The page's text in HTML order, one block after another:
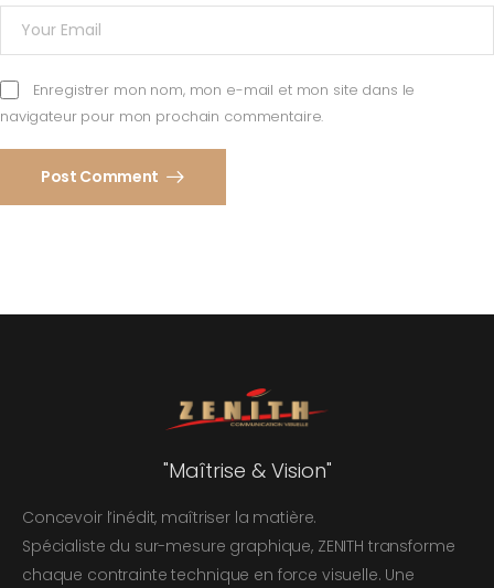
Enregistrer mon nom, mon e-mail et mon site dans le
navigateur pour mon prochain commentaire.
Post Comment
"Maîtrise & Vision"
Concevoir l’inédit, maîtriser la matière.
Spécialiste du sur-mesure graphique, ZENITH transforme
chaque contrainte technique en force visuelle. Une